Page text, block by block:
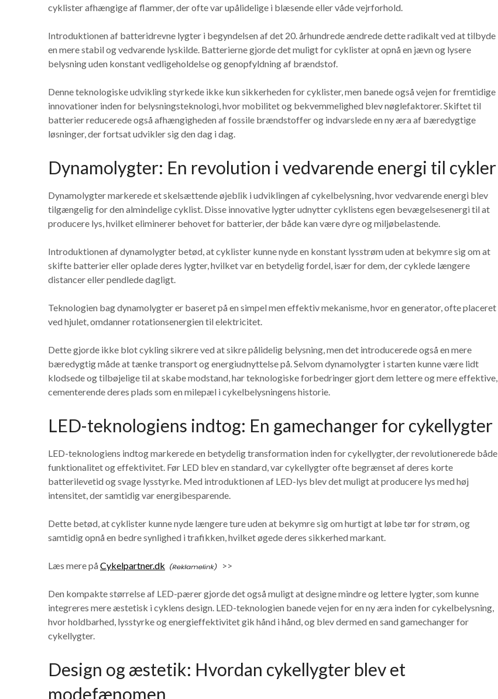
cyklister afhængige af flammer, der ofte var upålidelige i blæsende eller våde vejrforhold.
Introduktionen af batteridrevne lygter i begyndelsen af det 20. århundrede ændrede dette radikalt ved at tilbyde
en mere stabil og vedvarende lyskilde. Batterierne gjorde det muligt for cyklister at opnå en jævn og lysere
belysning uden konstant vedligeholdelse og genopfyldning af brændstof.
Denne teknologiske udvikling styrkede ikke kun sikkerheden for cyklister, men banede også vejen for fremtidige
innovationer inden for belysningsteknologi, hvor mobilitet og bekvemmelighed blev nøglefaktorer. Skiftet til
batterier reducerede også afhængigheden af fossile brændstoffer og indvarslede en ny æra af bæredygtige
løsninger, der fortsat udvikler sig den dag i dag.
Dynamolygter: En revolution i vedvarende energi til cykler
Dynamolygter markerede et skelsættende øjeblik i udviklingen af cykelbelysning, hvor vedvarende energi blev
tilgængelig for den almindelige cyklist. Disse innovative lygter udnytter cyklistens egen bevægelsesenergi til at
producere lys, hvilket eliminerer behovet for batterier, der både kan være dyre og miljøbelastende.
Introduktionen af dynamolygter betød, at cyklister kunne nyde en konstant lysstrøm uden at bekymre sig om at
skifte batterier eller oplade deres lygter, hvilket var en betydelig fordel, især for dem, der cyklede længere
distancer eller pendlede dagligt.
Teknologien bag dynamolygter er baseret på en simpel men effektiv mekanisme, hvor en generator, ofte placeret
ved hjulet, omdanner rotationsenergien til elektricitet.
Dette gjorde ikke blot cykling sikrere ved at sikre pålidelig belysning, men det introducerede også en mere
bæredygtig måde at tænke transport og energiudnyttelse på. Selvom dynamolygter i starten kunne være lidt
klodsede og tilbøjelige til at skabe modstand, har teknologiske forbedringer gjort dem lettere og mere effektive,
cementerende deres plads som en milepæl i cykelbelysningens historie.
LED-teknologiens indtog: En gamechanger for cykellygter
LED-teknologiens indtog markerede en betydelig transformation inden for cykellygter, der revolutionerede både
funktionalitet og effektivitet. Før LED blev en standard, var cykellygter ofte begrænset af deres korte
batterilevetid og svage lysstyrke. Med introduktionen af LED-lys blev det muligt at producere lys med høj
intensitet, der samtidig var energibesparende.
Dette betød, at cyklister kunne nyde længere ture uden at bekymre sig om hurtigt at løbe tør for strøm, og
samtidig opnå en bedre synlighed i trafikken, hvilket øgede deres sikkerhed markant.
Læs mere påCykelpartner.dk >>
Den kompakte størrelse af LED-pærer gjorde det også muligt at designe mindre og lettere lygter, som kunne
integreres mere æstetisk i cyklens design. LED-teknologien banede vejen for en ny æra inden for cykelbelysning,
hvor holdbarhed, lysstyrke og energieffektivitet gik hånd i hånd, og blev dermed en sand gamechanger for
cykellygter.
Design og æstetik: Hvordan cykellygter blev et
modefænomen